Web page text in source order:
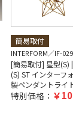
簡易取付
INTERFORM IF-
[簡易取付] 星型(S) |
(S) ST インターフォ
製ペンダントライト
特別価格：